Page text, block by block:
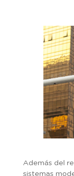
Además del
sistemas